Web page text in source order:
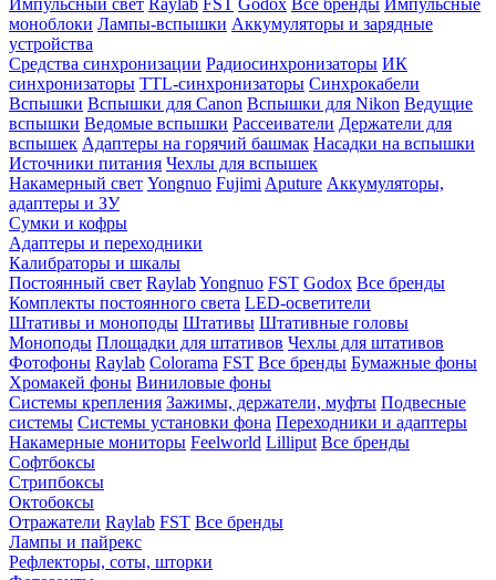
Импульсный свет Raylab FST Godox Все бренды Импульсные
моноблоки Лампы-вспышки Аккумуляторы и зарядные
устройства
Средства синхронизации Радиосинхронизаторы ИК
синхронизаторы TTL-синхронизаторы Синхрокабели
Вспышки Вспышки для Canon Вспышки для Nikon Ведущие
вспышки Ведомые вспышки Рассеиватели Держатели для
вспышек Адаптеры на горячий башмак Насадки на вспышки
Источники питания Чехлы для вспышек
Накамерный свет Yongnuo Fujimi Aputure Аккумуляторы,
адаптеры и ЗУ
Сумки и кофры
Адаптеры и переходники
Калибраторы и шкалы
Постоянный свет RaylabYongnuo FST Godox Все бренды
Комплекты постоянного света LED-осветители
Штативы и моноподы Штативы Штативные головы
Моноподы Площадки для штативов Чехлы для штативов
Фотофоны Raylab Colorama FST Все бренды Бумажные фоны
Хромакей фоны Виниловые фоны
Системы крепления Зажимы, держатели, муфты Подвесные
системы Системы установки фона Переходники и адаптеры
Накамерные мониторы Feelworld Lilliput Все бренды
Софтбоксы
Стрипбоксы
Октобоксы
Отражатели Raylab FST Все бренды
Лампы и пайрекс
Рефлекторы, соты, шторки